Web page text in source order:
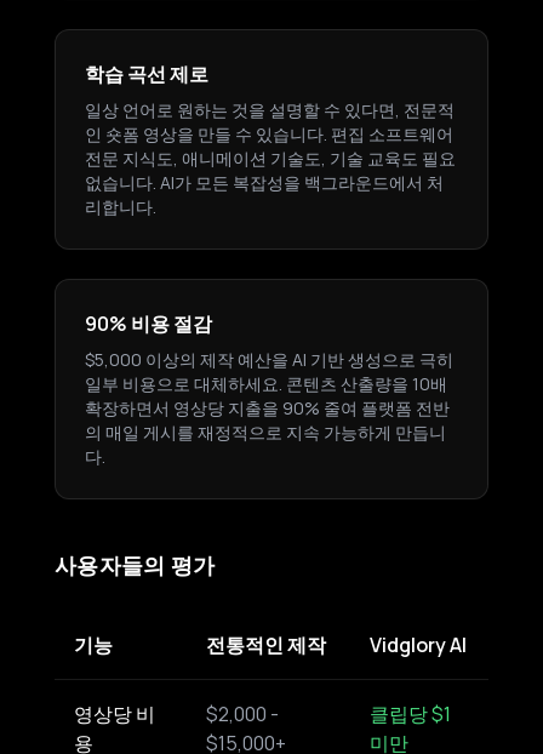
학습 곡선 제로
일상 언어로 원하는 것을 설명할 수 있다면, 전문적
인 숏폼 영상을 만들 수 있습니다. 편집 소프트웨어
전문 지식도, 애니메이션 기술도, 기술 교육도 필요
없습니다. AI가 모든 복잡성을 백그라운드에서 처
리합니다.
90% 비용 절감
$5,000 이상의 제작 예산을 AI 기반 생성으로 극히
일부 비용으로 대체하세요. 콘텐츠 산출량을 10배
확장하면서 영상당 지출을 90% 줄여 플랫폼 전반
의 매일 게시를 재정적으로 지속 가능하게 만듭니
다.
사용자들의 평가
기능 전통적인 제작 Vidglory AI
영상당 비
용
$2,000 -
$15,000+
클립당 $1
미만